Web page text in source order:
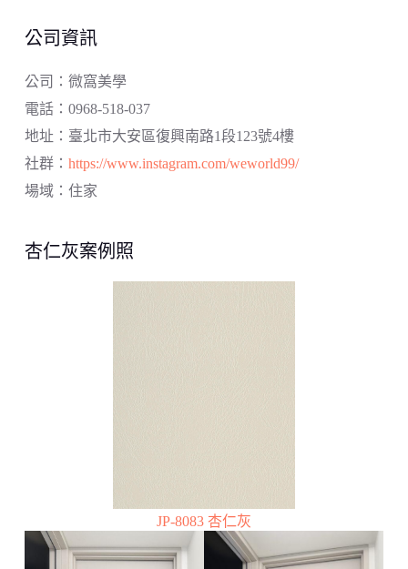
公司資訊
公司：微窩美學
電話：0968-518-037
地址：臺北市大安區復興南路1段123號4樓
社群： https://www.instagram.com/weworld99/
場域：​住家
杏仁灰案例照
JP-8083 杏仁灰